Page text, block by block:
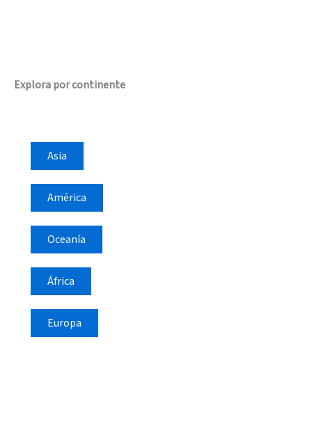
Explora por continente
Asia
América
Oceanía
África
Europa